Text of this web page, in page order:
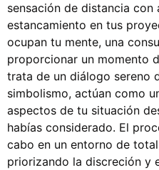
sensación de distancia
estancamiento en tus
ocupan tu mente, una
proporcionar un momento
trata de un diálogo sereno
simbolismo, actúan como
aspectos de tu situación
habías considerado. El
cabo en un entorno de
priorizando la discreción y